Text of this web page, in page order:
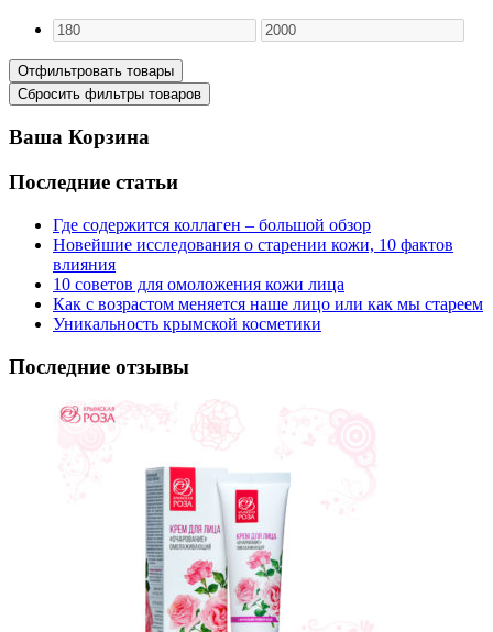
Ваша Корзина
Последние статьи
Где содержится коллаген – большой обзор
Новейшие исследования о старении кожи, 10 фактов
влияния
10 советов для омоложения кожи лица
Как с возрастом меняется наше лицо или как мы стареем
Уникальность крымской косметики
Последние отзывы